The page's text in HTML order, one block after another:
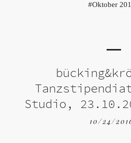
Oktober
Studio,
10/24/